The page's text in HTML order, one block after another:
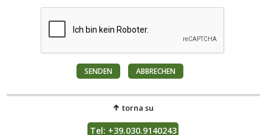
torna su
Tel: +39.030.9140243